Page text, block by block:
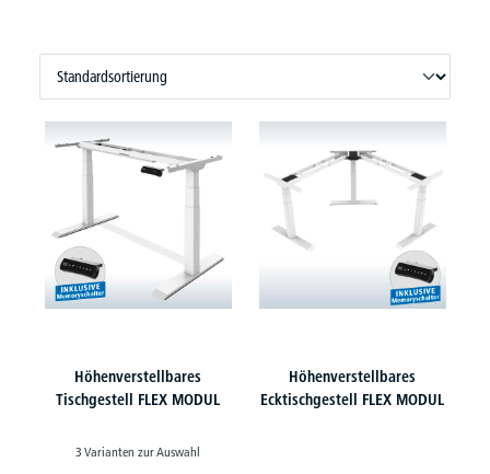
Höhenverstellbares
Tischgestell FLEX MODUL
3 Varianten zur Auswahl
Höhenverstellbares
Ecktischgestell FLEX MODUL